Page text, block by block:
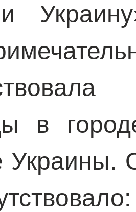
в
Украины.